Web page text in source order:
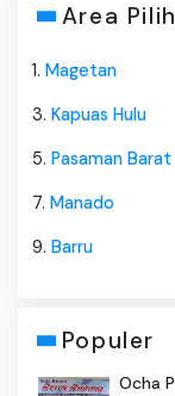
Area
1. Magetan
3. Kapuas Hulu
5. Pasaman Barat
7. Manado
9. Barru
Populer
Ocha